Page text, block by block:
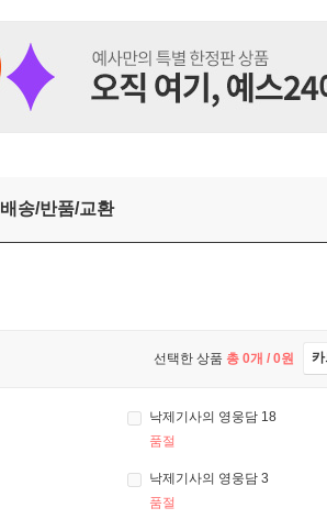
배송/반품/교환
선택한 상품 총 0개 / 0원 카
낙제기사의 영웅담 18
품절
낙제기사의 영웅담 3
품절